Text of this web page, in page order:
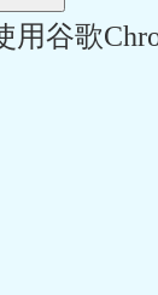
谷歌